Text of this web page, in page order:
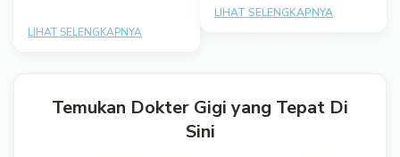
LIHAT SELENGKAPNYA
LIHAT SELENGKAPNYA
Temukan Dokter Gigi yang Tepat Di
Sini